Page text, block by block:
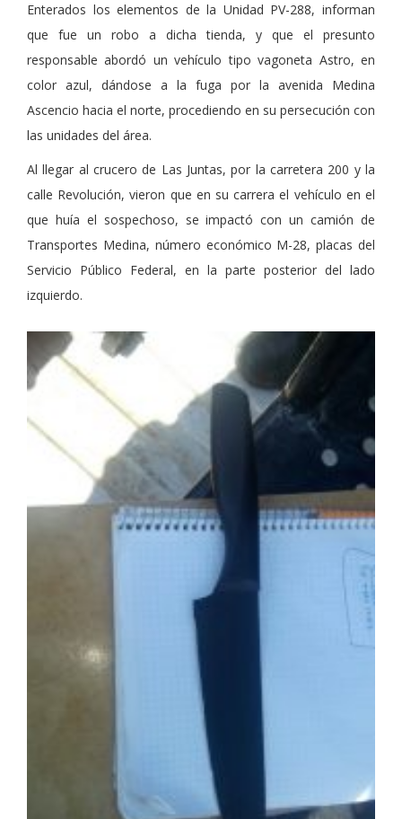
Enterados los elementos de la Unidad PV-288, informan
que fue un robo a dicha tienda, y que el presunto
responsable abordó un vehículo tipo vagoneta Astro, en
color azul, dándose a la fuga por la avenida Medina
Ascencio hacia el norte, procediendo en su persecución con
las unidades del área.
Al llegar al crucero de Las Juntas, por la carretera 200 y la
calle Revolución, vieron que en su carrera el vehículo en el
que huía el sospechoso, se impactó con un camión de
Transportes Medina, número económico M-28, placas del
Servicio Público Federal, en la parte posterior del lado
izquierdo.